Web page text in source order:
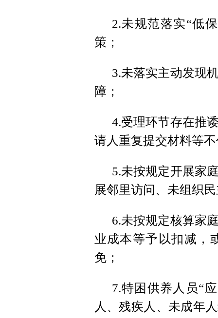
2.未规范落实“低
策；
3.未落实主动发现
障；
4.受理环节存在推
请人重复提交材料等
5.未按规定开展家
展邻里访问、未组织
6.未按规定核算家
业成本等予以扣减，
免；
7.特困供养人员“
人、残疾人、未成年